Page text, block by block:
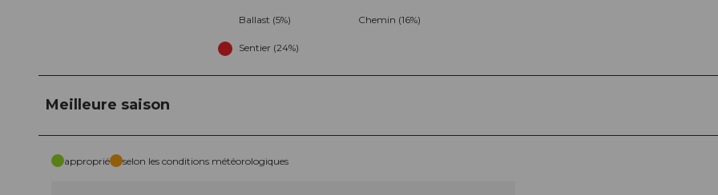
Ballast (5%) Chemin (16%)
Sentier (24%)
Meilleure saison
approprié selon les conditions météorologiques